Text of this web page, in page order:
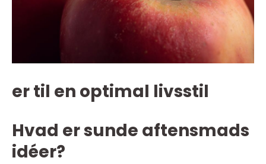
er til en optimal livsstil
Hvad er sunde aftensmads
idéer?